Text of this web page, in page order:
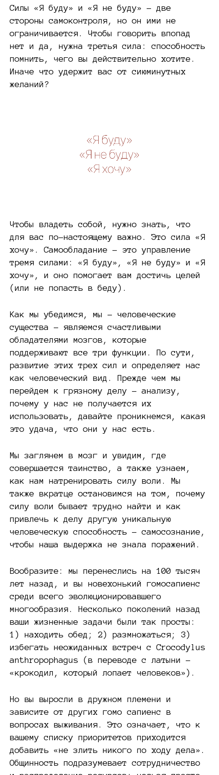
Силы «Я буду» и «Я не буду» – две
стороны самоконтроля, но он ими не
ограничивается. Чтобы говорить впопад
нет и да, нужна третья сила: способность
помнить, чего вы действительно хотите.
Иначе что удержит вас от сиюминутных
желаний?
Чтобы владеть собой, нужно знать, что
для вас по-настоящему важно. Это сила «Я
хочу». Самообладание – это управление
тремя силами: «Я буду», «Я не буду» и «Я
хочу», и оно помогает вам достичь целей
(или не попасть в беду).
Как мы убедимся, мы – человеческие
существа – являемся счастливыми
обладателями мозгов, которые
поддерживают все три функции. По сути,
развитие этих трех сил и определяет нас
как человеческий вид. Прежде чем мы
перейдем к грязному делу – анализу,
почему у нас не получается их
использовать, давайте проникнемся, какая
это удача, что они у нас есть.
Мы заглянем в мозг и увидим, где
совершается таинство, а также узнаем,
как нам натренировать силу воли. Мы
также вкратце остановимся на том, почему
силу воли бывает трудно найти и как
привлечь к делу другую уникальную
человеческую способность – самосознание,
чтобы наша выдержка не знала поражений.
Вообразите: мы перенеслись на 100 тысяч
лет назад, и вы новехонький гомосапиенс
среди всего эволюционировавшего
многообразия. Несколько поколений назад
ваши жизненные задачи были так просты:
1) находить обед; 2) размножаться; 3)
избегать неожиданных встреч с Crocodylus
anthropophagus (в переводе с латыни –
«крокодил, который лопает человеков»).
Но вы выросли в дружном племени и
зависите от других гомо сапиенс в
вопросах выживания. Это означает, что к
вашему списку приоритетов приходится
добавить «не злить никого по ходу дела».
Общинность подразумевает сотрудничество